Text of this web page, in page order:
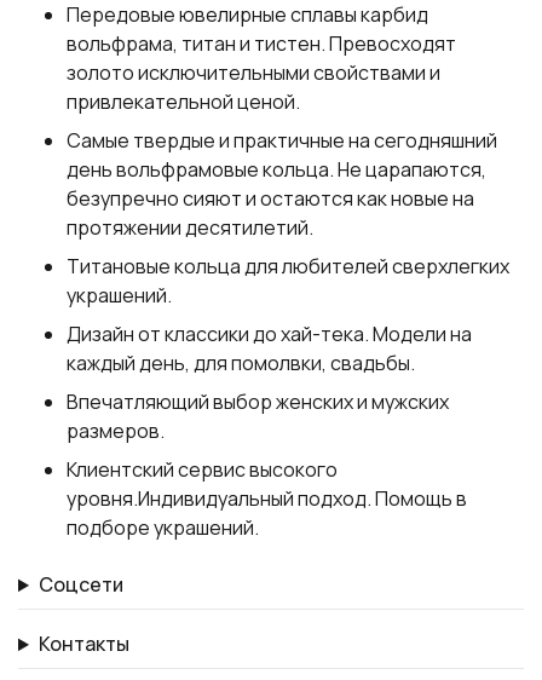
Передовые ювелирные сплавы карбид
вольфрама, титан и тистен. Превосходят
золото исключительными свойствами и
привлекательной ценой.
Самые твердые и практичные на сегодняшний
день вольфрамовые кольца. Не царапаются,
безупречно сияют и остаются как новые на
протяжении десятилетий.
Титановые кольца для любителей сверхлегких
украшений.
Дизайн от классики до хай-тека. Модели на
каждый день, для помолвки, свадьбы.
Впечатляющий выбор женских и мужских
размеров.
Клиентский сервис высокого
уровня.Индивидуальный подход. Помощь в
подборе украшений.
Соцсети
Контакты